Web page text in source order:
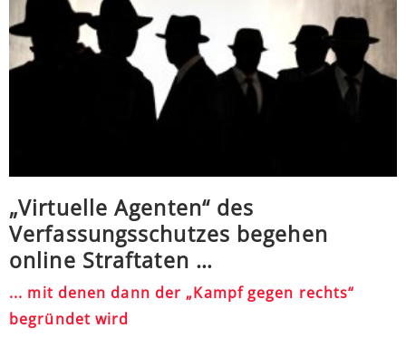
„Virtuelle Agenten“ des
Verfassungsschutzes begehen
online Straftaten …
... mit denen dann der „Kampf gegen rechts“
begründet wird